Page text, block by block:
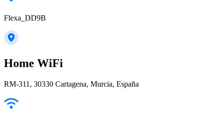
Flexa_DD9B
Home WiFi
RM-311, 30330 Cartagena, Murcia, España